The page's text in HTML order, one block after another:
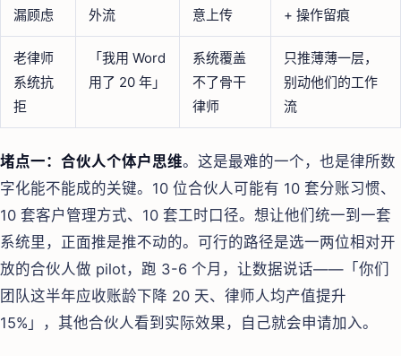
漏顾虑
外流
意上传
+ 操作留痕
老律师
系统抗
拒
「我用 Word
用了 20 年」
系统覆盖
不了骨干
律师
只推薄薄一层，
别动他们的工作
流
堵点一：合伙人个体户思维。这是最难的一个，也是律所数
字化能不能成的关键。10 位合伙人可能有 10 套分账习惯、
10 套客户管理方式、10 套工时口径。想让他们统一到一套
系统里，正面推是推不动的。可行的路径是选一两位相对开
放的合伙人做 pilot，跑 3-6 个月，让数据说话——「你们
团队这半年应收账龄下降 20 天、律师人均产值提升
15%」，其他合伙人看到实际效果，自己就会申请加入。